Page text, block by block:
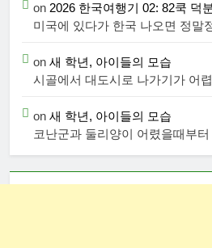
on 2026 한국여행기 02: 82쿡 덕
미국에 있다가 한국 나오면 정말
on 새 학년, 아이들의 모습
시골에서 대도시로 나가기가 어
on 새 학년, 아이들의 모습
코난군과 둘리양이 어렸을때부